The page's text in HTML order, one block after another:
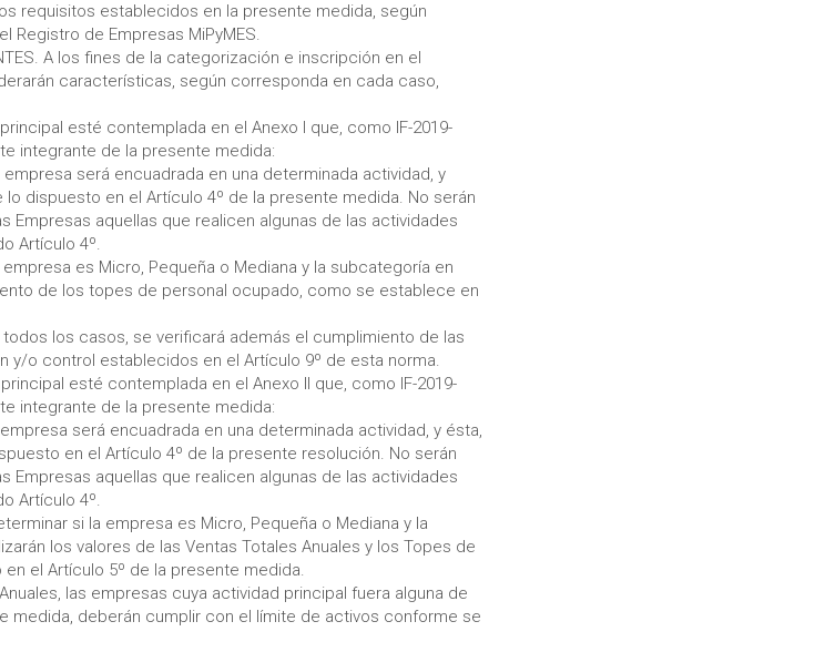
requisitos establecidos en la presente medida, según
Registro de Empresas MiPyMES.
A los fines de la categorización e inscripción en el
características, según corresponda en cada caso,
esté contemplada en el Anexo I que, como IF-2019-
integrante de la presente medida:
será encuadrada en una determinada actividad, y
dispuesto en el Artículo 4º de la presente medida. No serán
Empresas aquellas que realicen algunas de las actividades
Artículo 4º.
es Micro, Pequeña o Mediana y la subcategoría en
de los topes de personal ocupado, como se establece en
los casos, se verificará además el cumplimiento de las
y/o control establecidos en el Artículo 9º de esta norma.
esté contemplada en el Anexo II que, como IF-2019-
integrante de la presente medida:
será encuadrada en una determinada actividad, y ésta,
en el Artículo 4º de la presente resolución. No serán
Empresas aquellas que realicen algunas de las actividades
Artículo 4º.
si la empresa es Micro, Pequeña o Mediana y la
los valores de las Ventas Totales Anuales y los Topes de
el Artículo 5º de la presente medida.
las empresas cuya actividad principal fuera alguna de
medida, deberán cumplir con el límite de activos conforme se